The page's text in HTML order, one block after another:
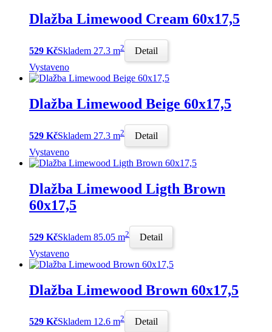
Dlažba Limewood Cream 60x17,5
529 KčSkladem 27.3 m2
Detail
Vystaveno
Dlažba Limewood Beige 60x17,5
529 KčSkladem 27.3 m2
Detail
Vystaveno
Dlažba Limewood Ligth Brown
60x17,5
529 KčSkladem 85.05 m2
Detail
Vystaveno
Dlažba Limewood Brown 60x17,5
529 KčSkladem 12.6 m2
Detail